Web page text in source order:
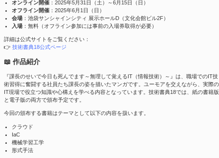
オンライン開催 ：2025年5月31日（土）～6月15日（日）
オフライン開催 ：2025年6月1日（日）
会場 ：池袋サンシャインシティ 展示ホールD（文化会館ビル2F）
入場 ：無料（オフライン参加には事前の入場券取得が必要）
詳細は公式サイトをご覧ください：
👉 技術書典18公式ページ
📖 作品紹介
『課長のせいで今日も死んでます～無理して覚えるIT（情報技術）～』は、職場でのIT技
術習得に奮闘する社員たち課長の姿を描いたマンガです。ユーモアを交えながら、実際の
IT現場で役立つ知識や心構えを学べる内容となっています。技術書典18では、紙の書籍版
と電子版の両方で頒布予定です。
今回の頒布する書籍はテーマとして以下の内容を扱います。
クラウド
IaC
機械学習工学
形式手法